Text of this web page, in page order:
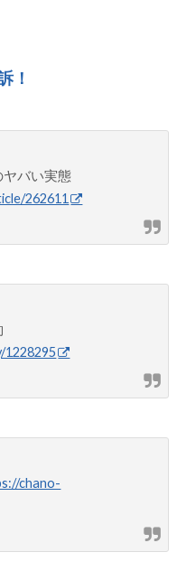
！
バい実態
262611
1228295
chano-